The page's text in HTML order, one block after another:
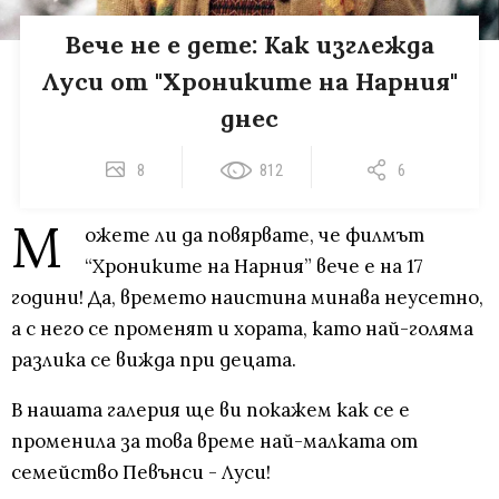
Вече не е дете: Как изглежда
Луси от "Хрониките на Нарния"
днес
8 812 6
М
ожете ли да повярвате, че филмът
“Хрониките на Нарния” вече е на 17
години! Да, времето наистина минава неусетно,
а с него се променят и хората, като най-голяма
разлика се вижда при децата.
В нашата галерия ще ви покажем как се е
променила за това време най-малката от
семейство Певънси - Луси!